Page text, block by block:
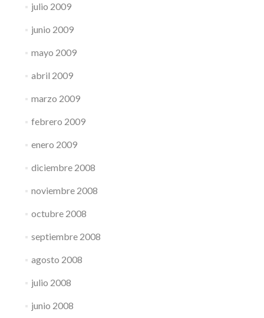
julio 2009
junio 2009
mayo 2009
abril 2009
marzo 2009
febrero 2009
enero 2009
diciembre 2008
noviembre 2008
octubre 2008
septiembre 2008
agosto 2008
julio 2008
junio 2008